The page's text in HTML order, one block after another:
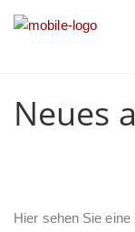
Neues
Hier sehen Sie